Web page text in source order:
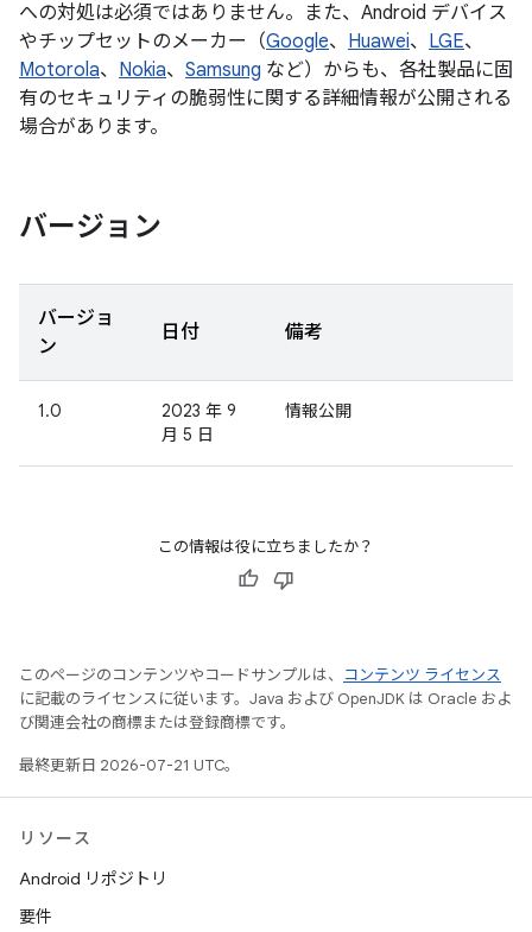
への対処は必須ではありません。また、Android デバイス
やチップセットのメーカー（Google、 Huawei、 LGE、
Motorola、 Nokia、 Samsung など）からも、各社製品に固
有のセキュリティの脆弱性に関する詳細情報が公開される
場合があります。
バージョン
バージョ
ン
日付 備考
1.0
2023 年 9
月 5 日
情報公開
この情報は役に立ちましたか？
このページのコンテンツやコードサンプルは、
コンテンツ ライセンス
に記載のライセンスに従います。Java および OpenJDK は Oracle およ
び関連会社の商標または登録商標です。
最終更新日 2026-07-21 UTC。
リソース
Android リポジトリ
要件